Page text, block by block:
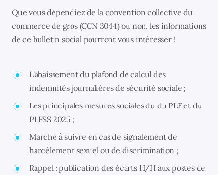
Que vous dépendiez de la convention collective du
commerce de gros (CCN 3044) ou non, les informations
de ce bulletin social pourront vous intéresser !
L'abaissement du plafond de calcul des
indemnités journalières de sécurité sociale ;
Les principales mesures sociales du du PLF et du
PLFSS 2025 ;
Marche à suivre en cas de signalement de
harcèlement sexuel ou de discrimination ;
Rappel : publication des écarts H/H aux postes de